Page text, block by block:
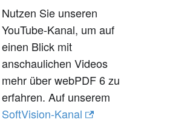
Session 4
Session 3
Session 2
Session 1
Session Termine
9.0.0.2843
Nutzen Sie unseren
YouTube-Kanal, um auf
einen Blick mit
anschaulichen Videos
mehr über webPDF 6 zu
erfahren. Auf unserem
SoftVision-Kanal